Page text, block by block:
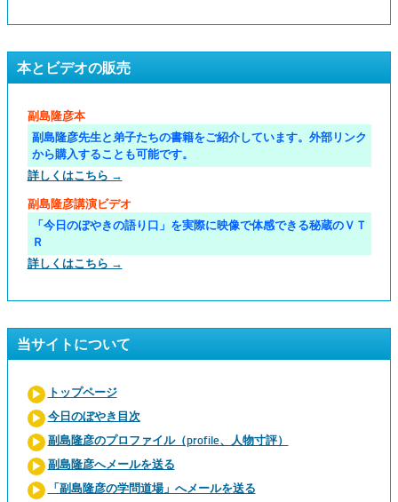
本とビデオの販売
副島隆彦本
副島隆彦先生と弟子たちの書籍をご紹介しています。外部リンク
から購入することも可能です。
詳しくはこちら →
副島隆彦講演ビデオ
「今日のぼやきの語り口」を実際に映像で体感できる秘蔵のＶＴ
Ｒ
詳しくはこちら →
当サイトについて
トップページ
今日のぼやき目次
副島隆彦のプロファイル（profile、人物寸評）
副島隆彦へメールを送る
「副島隆彦の学問道場」へメールを送る